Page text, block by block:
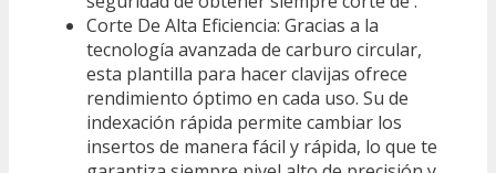
Corte De Alta Eficiencia: Gracias a la
tecnología avanzada de carburo circular,
esta plantilla para hacer clavijas ofrece
rendimiento óptimo en cada uso. Su de
indexación rápida permite cambiar los
insertos de manera fácil y rápida, lo que te